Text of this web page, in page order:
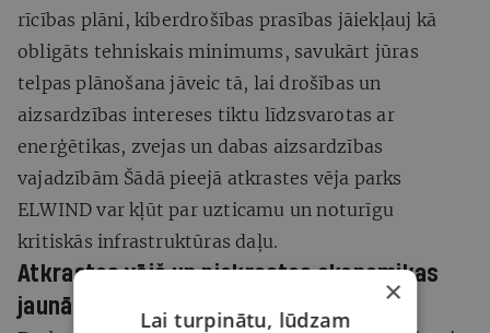
rīcības plāni, kiberdrošības prasības jāiekļauj kā
obligāts tehniskais minimums, savukārt jūras
telpas plānošana jāveic tā, lai drošības un
aizsardzības intereses tiktu līdzsvarotas ar
enerģētikas, zvejas un dabas aizsardzības
vajadzībām Šādā pieejā atkrastes vēja parks
ELWIND var kļūt par uzticamu un noturīgu
kritiskās infrastruktūras daļu.
Atkrastes vējš un piekrastes ekonomikas
jaunās iespējas
×
Lai turpinātu, lūdzam